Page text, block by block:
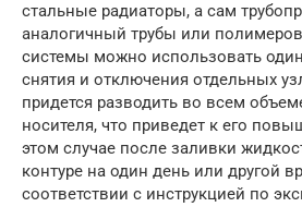
стальные радиаторы, а сам
аналогичный трубы или
системы можно использовать
снятия и отключения отдельных
придется разводить во всем
носителя, что приведет к его
этом случае после заливки
контуре на один день или другой
соответствии с инструкцией по